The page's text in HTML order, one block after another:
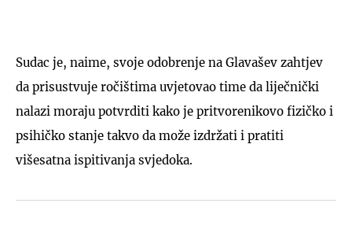
Sudac je, naime, svoje odobrenje na Glavašev zahtjev
da prisustvuje ročištima uvjetovao time da liječnički
nalazi moraju potvrditi kako je pritvorenikovo fizičko i
psihičko stanje takvo da može izdržati i pratiti
višesatna ispitivanja svjedoka.